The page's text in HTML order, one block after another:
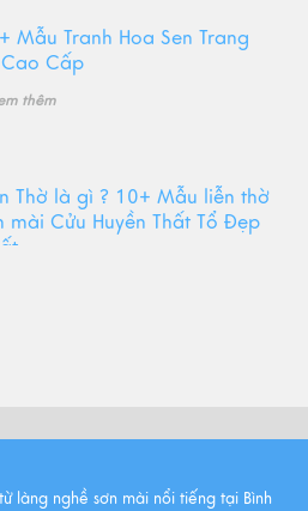
Mẫu Tranh Hoa Sen Trang
Cấp
thêm
Thờ là gì ? 10+ Mẫu liễn thờ
mài Cửu Huyền Thất Tổ Đẹp
làng nghề sơn mài nổi tiếng tại Bình